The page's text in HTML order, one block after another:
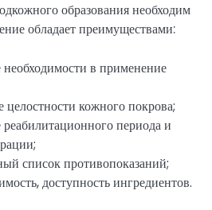
образования необходим
обладает преимуществами:
необходимости в применение
целостности кожного покрова;
реабилитационного периода и
список противопоказаний;
доступность ингредиентов.